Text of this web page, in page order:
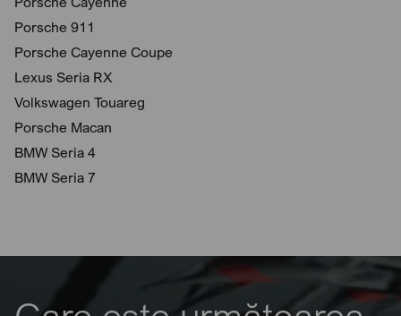
Porsche 911
Porsche Cayenne Coupe
Lexus Seria RX
Volkswagen Touareg
Porsche Macan
BMW Seria 4
BMW Seria 7